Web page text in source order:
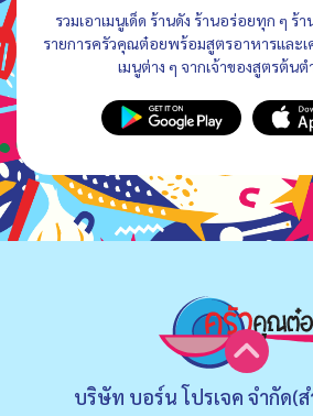
รวมเอาเมนูเด็ด ร้านดัง ร้านอร่อยทุก ๆ ร้
รายการครัวคุณต๋อยพร้อมสูตรอาหารและ
เมนูต่าง ๆ จากเจ้าของสูตรต้นต
บริษัท บอร์น โปรเจค จำกัด(